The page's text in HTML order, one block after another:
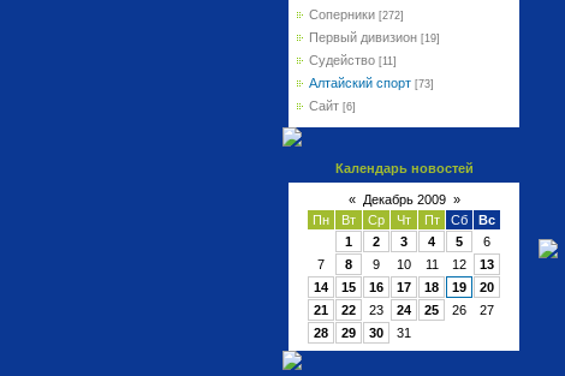
Соперники [272]
Первый дивизион [19]
Судейство [11]
Алтайский спорт [73]
Сайт [6]
Календарь новостей
« Декабрь 2009 »
Пн
Вт Ср Чт Пт Сб
Вс
1
2 3 4 5
6
7
8 9 10 11 12
13
14
15 16 17 18 19
20
21
22 23 24 25 26
27
28
29 30 31